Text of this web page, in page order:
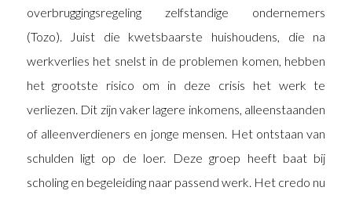
overbruggingsregeling zelfstandige ondernemers
(Tozo). Juist die kwetsbaarste huishoudens, die na
werkverlies het snelst in de problemen komen, hebben
het grootste risico om in deze crisis het werk te
verliezen. Dit zijn vaker lagere inkomens, alleenstaanden
of alleenverdieners en jonge mensen. Het ontstaan van
schulden ligt op de loer. Deze groep heeft baat bij
scholing en begeleiding naar passend werk. Het credo nu